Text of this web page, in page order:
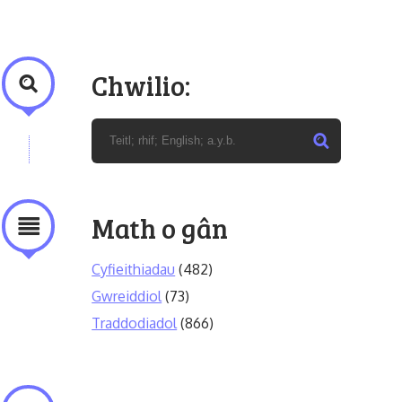
Chwilio:
Math o gân
Cyfieithiadau (482)
Gwreiddiol (73)
Traddodiadol (866)